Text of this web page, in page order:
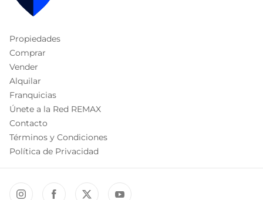
Propiedades
Comprar
Vender
Alquilar
Franquicias
Únete a la Red REMAX
Contacto
Términos y Condiciones
Política de Privacidad